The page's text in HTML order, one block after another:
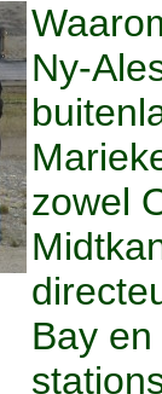
Ny-
zowel
Bay